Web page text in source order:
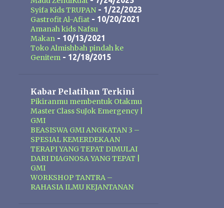
tumbuh-tumbuhan dan ramuan
tradisional. Dengan penggunaan
secara rutin minyak pembesar alat
vital Mak Urut dapat membantu
memperlancar sirkulasi darah dan
akan membuat ukuran alat vital
menjadi lebih dari yang sebelum
pemakaian. Formulasi yang ada
pada Mak Urut juga bermanfaat
membuka simpul syaraf yang
tersumbat sehingga akan
meningkatkan kemampuan ereksi
dan mengencangkan ereksi.
Syifa Kids TRUPAN- 1/22/2023
Gastrofit Al-Afiat- 10/20/2021
Amanah kids Nafsu
Makan - 10/13/2021
Toko Almishbah pindah ke
Genitem - 12/18/2015
Kabar Pelatihan Terkini
Pikiranmu membentuk Otakmu
Master Class SuJok Emergency |
GMI
BEASISWA GMI ANGKATAN 3 –
SPESIAL KEMERDEKAAN
TERAPI YANG TEPAT DIMULAI
DARI DIAGNOSA YANG TEPAT |
GMI
WORKSHOP TANTRA –
RAHASIA ILMU KEJANTANAN